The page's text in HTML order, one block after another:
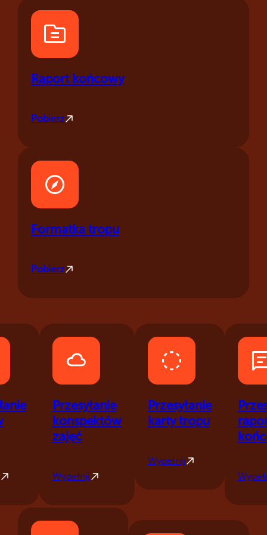
Raport końcowy
Pobierz
Formatka tropu
Pobierz
Przesyłanie
konspektów
zajęć
Wypełnij
Przesyłanie
karty tropu
Wypełnij